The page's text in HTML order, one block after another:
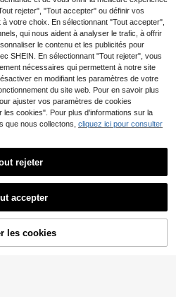
tilisables, pour débutants, DIY à la
maison, convient pour le quotidien, l
es voyages, les mariages, les rende
z-vous, les fêtes et les festivals, ca
deau idéal pour Noël et Halloween
AU PANIER
rejeter", "Tout accepter" ou définir vos
votre choix. En sélectionnant "Tout accepter",
qui nous aident à analyser le trafic, à offrir
le contenu et les publicités pour
SHEIN. En sélectionnant "Tout rejeter", vous
nécessaires qui permettent à notre site
en modifiant les paramètres de votre
du site web. Pour en savoir plus
ajuster vos paramètres de cookies
les cookies". Pour plus d'informations sur la
que nous collectons, cliquez ici pour consulter
rejeter
accepter
les cookies